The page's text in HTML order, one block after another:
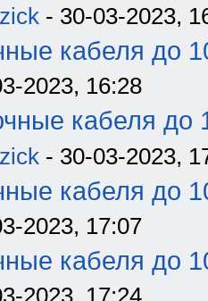
zick - 30-03-2023,
кабеля до
2023, 16:28
кабеля до
zick - 30-03-2023,
кабеля до
2023, 17:07
кабеля до
2023, 17:24